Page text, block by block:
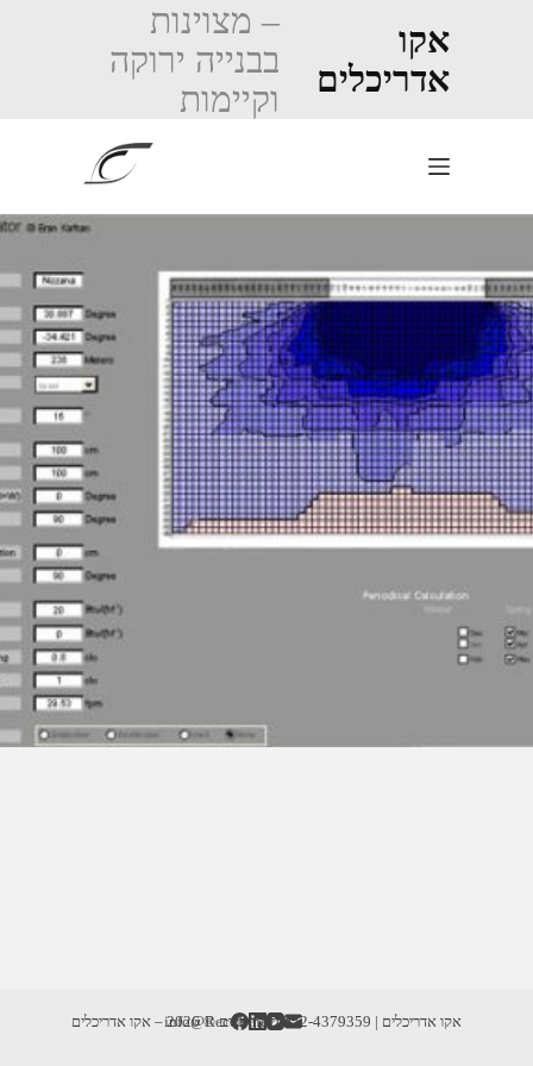
אקו
אדריכלים
– מצוינות
בבנייה ירוקה
וקיימות
אקו אדריכלים | info@RecoD.net | 052-4379359 זכויות יוצרים © 2026 – אקו אדריכלים